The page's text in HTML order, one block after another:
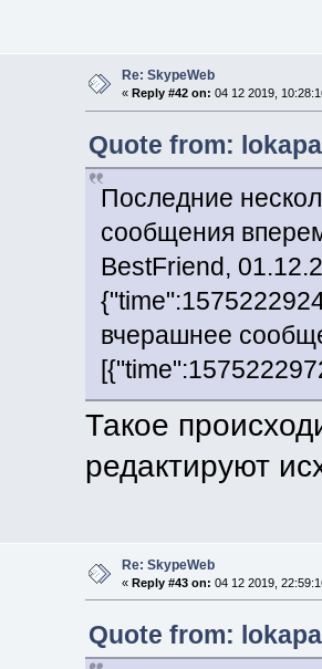
Re: SkypeWeb
« Reply #42 on: 04 12 2019,
Quote from:
Последние
сообщения
BestFriend,
вчерашнее
Такое
редактируют
Re: SkypeWeb
« Reply #43 on: 04 12 2019,
Quote from: